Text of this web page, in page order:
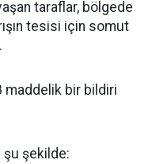
taraflar, bölgede
tesisi için somut
maddelik bir bildiri
şekilde: